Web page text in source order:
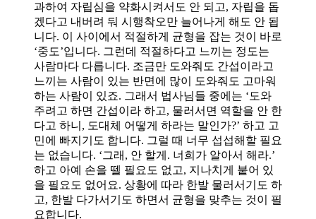
과하여 자립심을 약화시켜서도 안 되고, 자립을 돕
겠다고 내버려 둬 시행착오만 늘어나게 해도 안 됩
니다. 이 사이에서 적절하게 균형을 잡는 것이 바로
‘중도’입니다. 그런데 적절하다고 느끼는 정도는
사람마다 다릅니다. 조금만 도와줘도 간섭이라고
느끼는 사람이 있는 반면에 많이 도와줘도 고마워
하는 사람이 있죠. 그래서 법사님들 중에는 ‘도와
주려고 하면 간섭이라 하고, 물러서면 역할을 안 한
다고 하니, 도대체 어떻게 하라는 말인가?’ 하고 고
민에 빠지기도 합니다. 그럴 때 너무 섭섭해할 필요
는 없습니다. ‘그래, 안 할게. 너희가 알아서 해라.’
하고 아예 손을 뗄 필요도 없고, 지나치게 붙어 있
을 필요도 없어요. 상황에 따라 한발 물러서기도 하
고, 한발 다가서기도 하면서 균형을 맞추는 것이 필
요합니다.